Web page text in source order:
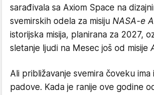
sarađivala sa Axiom Space na
svemirskih odela za misiju NASA-e
istorijska misija, planirana za 2027,
sletanje ljudi na Mesec još od misije
Ali približavanje svemira čoveku ima
padove. Kada je ranije ove godine